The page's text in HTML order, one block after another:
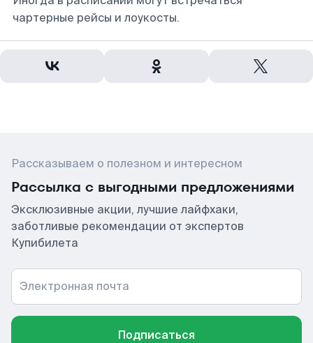
чартерные рейсы и лоукосты.
Рассказываем о полезном и интересном
Рассылка с выгодными предложениями
Эксклюзивные акции, лучшие лайфхаки,
заботливые рекомендации от экспертов
Купибилета
Электронная почта
Подписаться